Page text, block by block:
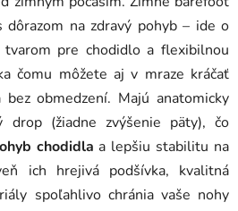
na zdravý pohyb – ide o
pre chodidlo a flexibilnou
čomu môžete aj v mraze kráčať
obmedzení. Majú anatomicky
drop (žiadne zvýšenie päty), čo
chodidla a lepšiu stabilitu na
ich hrejivá podšívka, kvalitná
spoľahlivo chránia vaše nohy